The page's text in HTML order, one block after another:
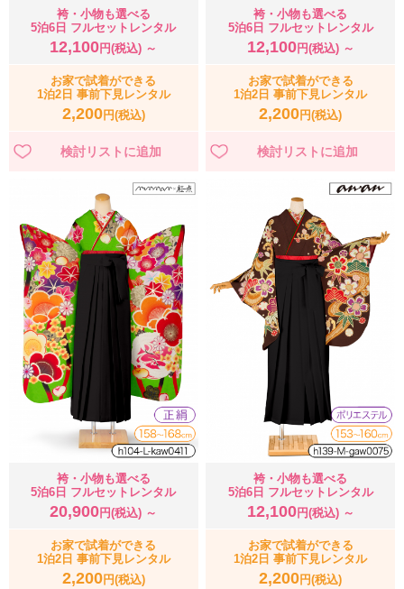
袴・小物も選べる
5泊6日 フルセットレンタル
12,100 円(税込) ～
お家で試着ができる
1泊2日 事前下見レンタル
2,200円(税込)
袴・小物も選べる
5泊6日 フルセットレンタル
12,100円(税込) ～
お家で試着ができる
1泊2日 事前下見レンタル
2,200円(税込)
袴・小物も選べる
5泊6日 フルセットレンタル
20,900 円(税込) ～
お家で試着ができる
1泊2日 事前下見レンタル
2,200円(税込)
袴・小物も選べる
5泊6日 フルセットレンタル
12,100円(税込) ～
お家で試着ができる
1泊2日 事前下見レンタル
2,200円(税込)